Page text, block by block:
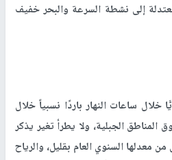
إلى نشطة السرعة والبحر خفيف
خلال ساعات النهار باردًا نسبياً خلال
الجبلية، ولا يطرأ تغير يذكر
معدلها السنوي العام بقليل، والرياح